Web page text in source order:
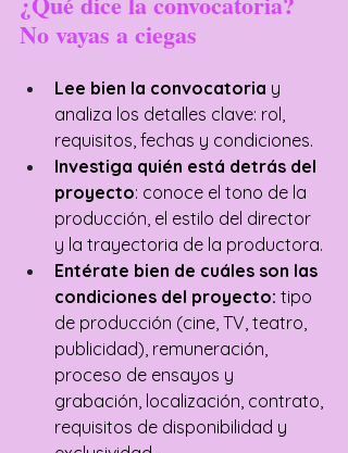
No vayas a ciegas
Lee bien la convocatoria y
analiza los detalles clave: rol,
requisitos, fechas y condiciones.
Investiga quién está detrás del
proyecto: conoce el tono de la
producción, el estilo del director
y la trayectoria de la productora.
Entérate bien de cuáles son las
condiciones del proyecto: tipo
de producción (cine, TV, teatro,
publicidad), remuneración,
proceso de ensayos y
grabación, localización, contrato,
requisitos de disponibilidad y